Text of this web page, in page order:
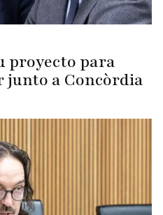
proyecto para
a Concòrdia